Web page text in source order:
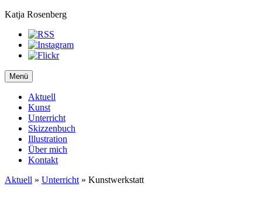
Katja Rosenberg
Menü
Aktuell
Kunst
Unterricht
Skizzenbuch
Illustration
Über mich
Kontakt
Aktuell » Unterricht » Kunstwerkstatt